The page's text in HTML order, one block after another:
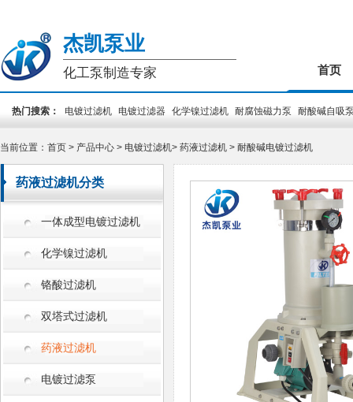
杰凯泵业
化工泵制造专家 首页
热门搜索： 电镀过滤机 电镀过滤器 化学镍过滤机 耐腐蚀磁力泵
耐酸碱自吸
当前位置： 首页 > 产品中心 > 电镀过滤机> 药液过滤机 > 耐酸碱电镀过滤机
药液过滤机分类
一体成型电镀过滤机
化学镍过滤机
铬酸过滤机
双塔式过滤机
药液过滤机
电镀过滤泵